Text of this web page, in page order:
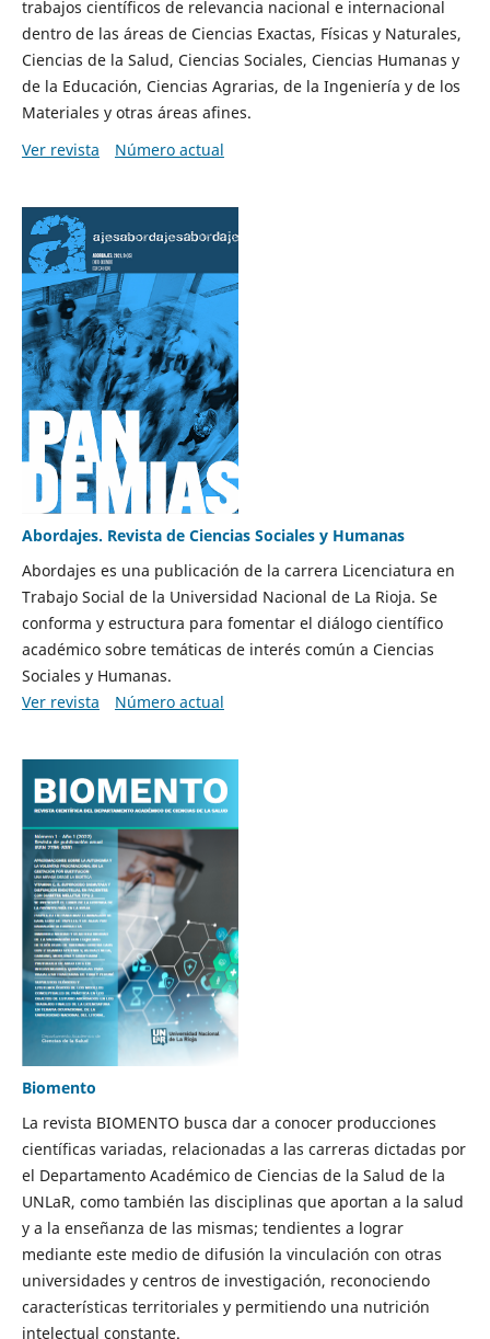
trabajos científicos de relevancia nacional e internacional
dentro de las áreas de Ciencias Exactas, Físicas y Naturales,
Ciencias de la Salud, Ciencias Sociales, Ciencias Humanas y
de la Educación, Ciencias Agrarias, de la Ingeniería y de los
Materiales y otras áreas afines.
Ver revista
Número actual
Abordajes. Revista de Ciencias Sociales y Humanas
Abordajes es una publicación de la carrera Licenciatura en
Trabajo Social de la Universidad Nacional de La Rioja. Se
conforma y estructura para fomentar el diálogo científico
académico sobre temáticas de interés común a Ciencias
Sociales y Humanas.
Ver revista
Número actual
Biomento
La revista BIOMENTO busca dar a conocer producciones
científicas variadas, relacionadas a las carreras dictadas por
el Departamento Académico de Ciencias de la Salud de la
UNLaR, como también las disciplinas que aportan a la salud
y a la enseñanza de las mismas; tendientes a lograr
mediante este medio de difusión la vinculación con otras
universidades y centros de investigación, reconociendo
características territoriales y permitiendo una nutrición
intelectual constante.